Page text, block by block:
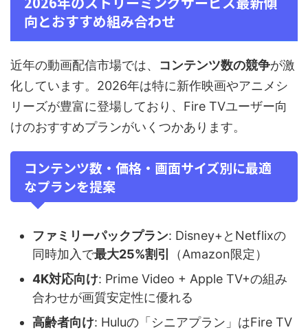
向とおすすめ組み合わせ
近年の動画配信市場では、 コンテンツ数の競争が激
化しています。2026年は特に新作映画やアニメシ
リーズが豊富に登場しており、Fire TVユーザー向
けのおすすめプランがいくつかあります。
コンテンツ数・価格・画面サイズ別に最適
なプランを提案
ファミリーパックプラン: Disney+とNetflixの
同時加入で最大25%割引
（Amazon限定）
4K対応向け: Prime Video + Apple TV+の組み
合わせが画質安定性に優れる
高齢者向け: Huluの「シニアプラン」はFire TV